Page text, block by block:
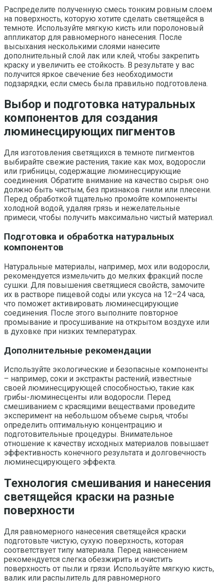
Распределите полученную смесь тонким ровным слоем
на поверхность, которую хотите сделать светящейся в
темноте. Используйте мягкую кисть или поролоновый
аппликатор для равномерного нанесения. После
высыхания несколькими слоями нанесите
дополнительный слой лак или клей, чтобы закрепить
краску и увеличить ее стойкость. В результате у вас
получится яркое свечение без необходимости
подзарядки, если смесь была правильно подготовлена.
Выбор и подготовка натуральных
компонентов для создания
люминесцирующих пигментов
Для изготовления светящихся в темноте пигментов
выбирайте свежие растения, такие как мох, водоросли
или грибницы, содержащие люминесцирующие
соединения. Обратите внимание на качество сырья: оно
должно быть чистым, без признаков гнили или плесени.
Перед обработкой тщательно промойте компоненты
холодной водой, удаляя грязь и нежелательные
примеси, чтобы получить максимально чистый материал.
Подготовка и обработка натуральных
компонентов
Натуральные материалы, например, мох или водоросли,
рекомендуется измельчить до мелких фракций после
сушки. Для повышения светящиеся свойств, замочите
их в растворе пищевой соды или уксуса на 12–24 часа,
что поможет активировать люминесцирующие
соединения. После этого выполните повторное
промывание и просушивание на открытом воздухе или
в духовке при низких температурах.
Дополнительные рекомендации
Используйте экологические и безопасные компоненты
– например, соки и экстракты растений, известные
своей люминесцирующей способностью, такие как
грибы-люминесценты или водоросли. Перед
смешиванием с красящими веществами проведите
эксперимент на небольшом объеме сырья, чтобы
определить оптимальную концентрацию и
подготовительные процедуры. Внимательное
отношение к качеству исходных материалов повышает
эффективность конечного результата и долговечность
люминесцирующего эффекта.
Технология смешивания и нанесения
светящейся краски на разные
поверхности
Для равномерного нанесения светящейся краски
подготовьте чистую, сухую поверхность, которая
соответствует типу материала. Перед нанесением
рекомендуется слегка обезжирить и очистить
поверхность от пыли и грязи. Используйте мягкую кисть,
валик или распылитель для равномерного